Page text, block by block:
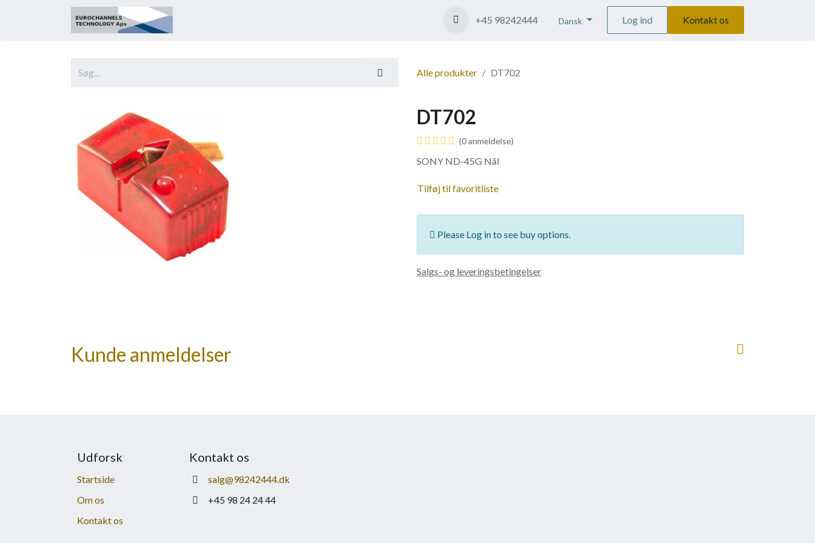
+45 98242444 Dansk Log ind Kontakt os
Alle produkter DT702
DT702
(0 anmeldelse)
SONY ND-45G Nål
Tilføj til favoritliste
Please Log in to see buy options.
Salgs- og leveringsbetingelser
Kunde anmeldelser
Udforsk
Startside
Om os
Kontakt os
Kontakt os
salg@98242444.dk
+45 98 24 24 44